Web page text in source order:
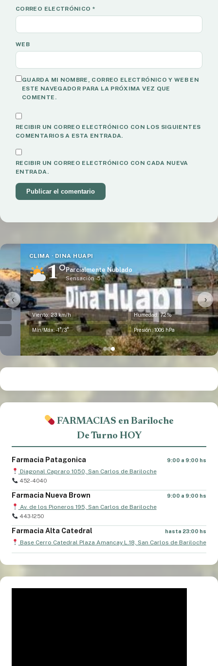
CORREO ELECTRÓNICO *
WEB
GUARDA MI NOMBRE, CORREO ELECTRÓNICO Y WEB EN
ESTE NAVEGADOR PARA LA PRÓXIMA VEZ QUE
COMENTE.
RECIBIR UN CORREO ELECTRÓNICO CON LOS SIGUIENTES
COMENTARIOS A ESTA ENTRADA.
RECIBIR UN CORREO ELECTRÓNICO CON CADA NUEVA
ENTRADA.
CLIMA · DINA HUAPI
1°Parcialmente Nublado
Sensación -5°
Viento: 23 km/h Humedad: 72%
Mín/Máx: -1°/3° Presión: 1006 hPa
‹ ›
FARMACIAS en Bariloche
De Turno HOY
Farmacia Patagonica 9:00 a 9:00 hs
Diagonal Capraro 1050, San Carlos de Bariloche
452-4040
Farmacia Nueva Brown 9:00 a 9:00 hs
Av. de los Pioneros 195, San Carlos de Bariloche
443-1250
Farmacia Alta Catedral hasta 23:00 hs
Base Cerro Catedral Plaza Amancay L.18, San Carlos de Bariloche